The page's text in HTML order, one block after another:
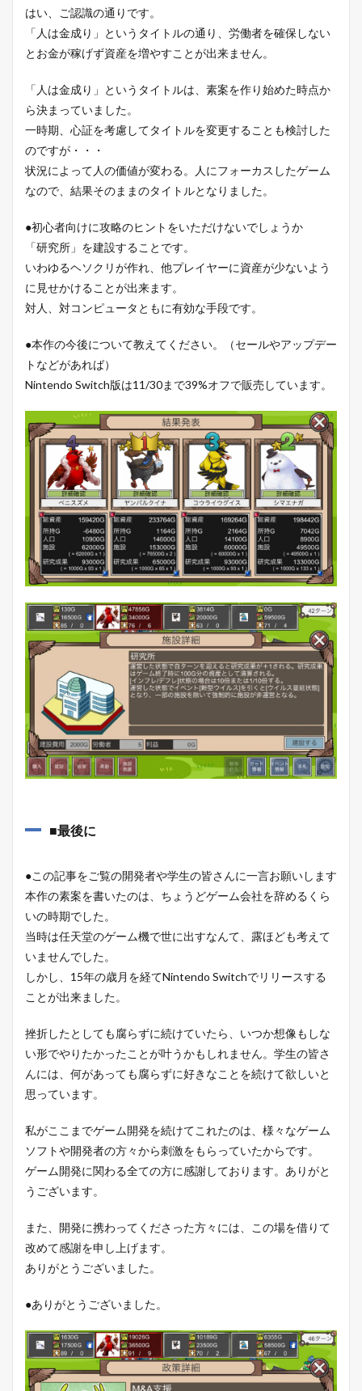
はい、ご認識の通りです。
「人は金成り」というタイトルの通り、労働者を確保しない
とお金が稼げず資産を増やすことが出来ません。
「人は金成り」というタイトルは、素案を作り始めた時点か
ら決まっていました。
一時期、心証を考慮してタイトルを変更することも検討した
のですが・・・
状況によって人の価値が変わる。人にフォーカスしたゲーム
なので、結果そのままのタイトルとなりました。
●初心者向けに攻略のヒントをいただけないでしょうか
「研究所」を建設することです。
いわゆるヘソクリが作れ、他プレイヤーに資産が少ないよう
に見せかけることが出来ます。
対人、対コンピュータともに有効な手段です。
●本作の今後について教えてください。（セールやアップデー
トなどがあれば）
Nintendo Switch版は11/30まで39%オフで販売しています。
■最後に
●この記事をご覧の開発者や学生の皆さんに一言お願いします
本作の素案を書いたのは、ちょうどゲーム会社を辞めるくら
いの時期でした。
当時は任天堂のゲーム機で世に出すなんて、露ほども考えて
いませんでした。
しかし、15年の歳月を経てNintendo Switchでリリースする
ことが出来ました。
挫折したとしても腐らずに続けていたら、いつか想像もしな
い形でやりたかったことが叶うかもしれません。学生の皆さ
んには、何があっても腐らずに好きなことを続けて欲しいと
思っています。
私がここまでゲーム開発を続けてこれたのは、様々なゲーム
ソフトや開発者の方々から刺激をもらっていたからです。
ゲーム開発に関わる全ての方に感謝しております。ありがと
うございます。
また、開発に携わってくださった方々には、この場を借りて
改めて感謝を申し上げます。
ありがとうございました。
●ありがとうございました。